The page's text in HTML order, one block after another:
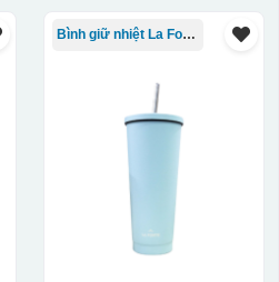
Bình giữ nhiệt La Fonte